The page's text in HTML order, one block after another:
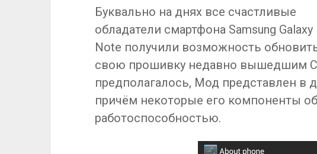
Буквально на днях все счастливые
обладатели смартфона Samsung Galaxy
Note получили возможность
свою прошивку недавно вышедшим
предполагалось, Мод представлен в
причём некоторые его компоненты
работоспособностью.